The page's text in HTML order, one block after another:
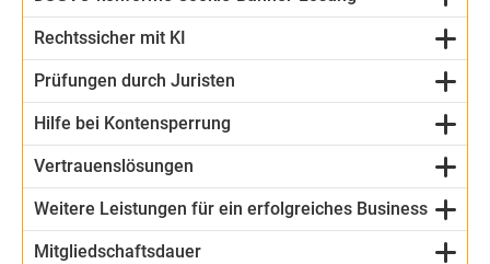
Rechtssicher mit KI
Prüfungen durch Juristen
Hilfe bei Kontensperrung
Vertrauenslösungen
Weitere Leistungen für ein erfolgreiches Business
Mitgliedschaftsdauer